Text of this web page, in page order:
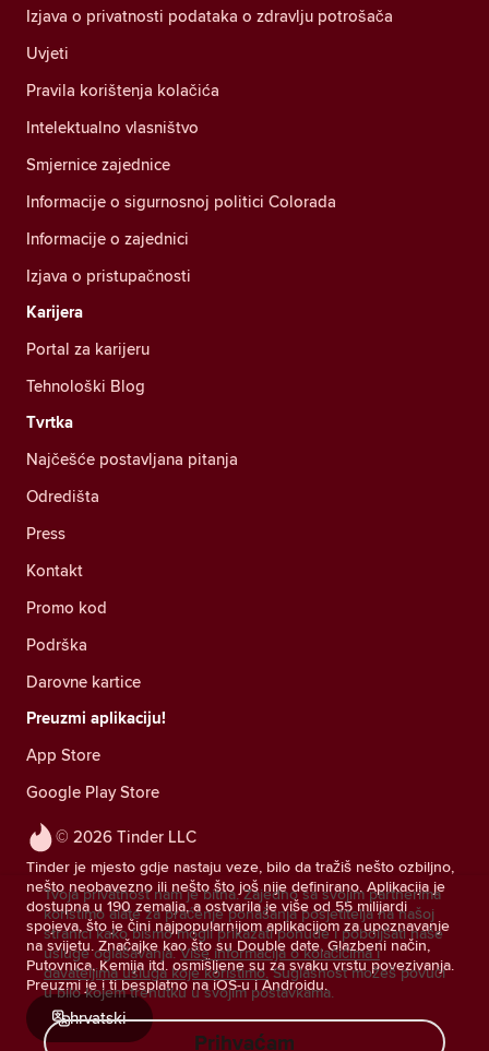
© 2026 Tinder LLC
Tinder je mjesto gdje nastaju veze, bilo da tražiš nešto ozbiljno,
nešto neobavezno ili nešto što još nije definirano. Aplikacija je
dostupna u 190 zemalja, a ostvarila je više od 55 milijardi
spojeva, što je čini najpopularnijom aplikacijom za upoznavanje
na svijetu. Značajke kao što su Double date, Glazbeni način,
Putovnica, Kemija itd. osmišljene su za svaku vrstu povezivanja.
Preuzmi je i ti besplatno na iOS-u i Androidu.
hrvatski
Izjava o privatnosti podataka o zdravlju potrošača
Uvjeti
Pravila korištenja kolačića
Intelektualno vlasništvo
Smjernice zajednice
Informacije o sigurnosnoj politici Colorada
Informacije o zajednici
Izjava o pristupačnosti
Karijera
Portal za karijeru
Tehnološki Blog
Tvrtka
Najčešće postavljana pitanja
Odredišta
Press
Kontakt
Promo kod
Podrška
Darovne kartice
Preuzmi aplikaciju!
App Store
Google Play Store
Tvoja privatnost nam je bitna. Zajedno sa svojim partnerima
koristimo alate za praćenje ponašanja posjetitelja na našoj
stranici kako bismo mogli prikazati ponude i poboljšati naše
usluge oglašavanja. Više informacija o kolačićima i
davateljima usluga koje koristimo. Suglasnost možeš povući
u bilo kojem trenutku u svojim postavkama.
Prihvaćam